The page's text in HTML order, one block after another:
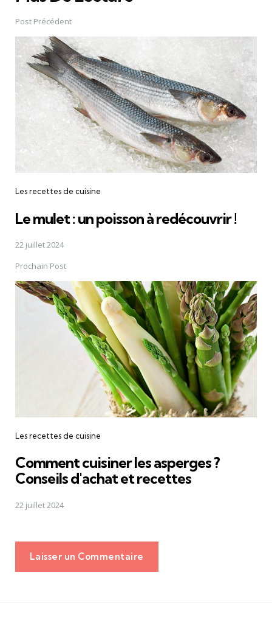
navigation
Post Précédent
Les recettes de cuisine
Le mulet : un poisson à redécouvrir !
22 juillet 2024
Prochain Post
Les recettes de cuisine
Comment cuisiner les asperges ?
Conseils d'achat et recettes
22 juillet 2024
Laisser un Commentaire